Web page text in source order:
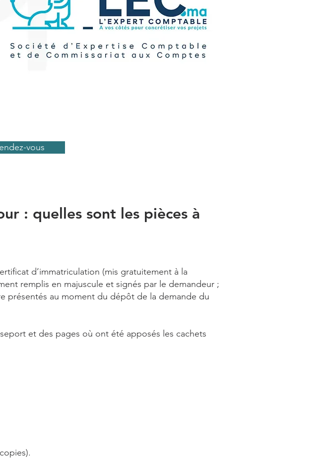
vous
: quelles sont les pièces à
d’immatriculation (mis gratuitement à la
remplis en majuscule et signés par le demandeur ;
présentés au moment du dépôt de la demande du
et des pages où ont été apposés les cachets